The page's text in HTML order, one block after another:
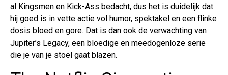
al Kingsmen en Kick-Ass bedacht, dus het is duidelijk dat
hij goed is in vette actie vol humor, spektakel en een flinke
dosis bloed en gore. Dat is dan ook de verwachting van
Jupiter’s Legacy, een bloedige en meedogenloze serie
die je van je stoel gaat blazen.